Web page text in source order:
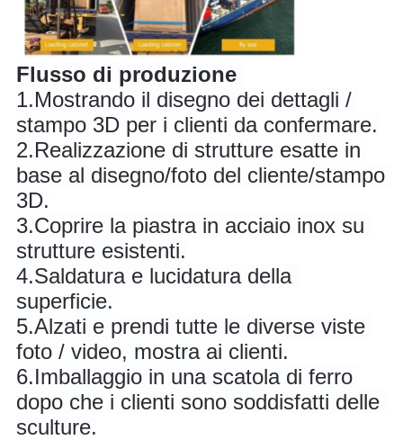
Flusso di produzione
1.Mostrando il disegno dei dettagli /
stampo 3D per i clienti da confermare.
2.Realizzazione di strutture esatte in
base al disegno/foto del cliente/stampo
3D.
3.Coprire la piastra in acciaio inox su
strutture esistenti.
4.Saldatura e lucidatura della
superficie.
5.Alzati e prendi tutte le diverse viste
foto / video, mostra ai clienti.
6.Imballaggio in una scatola di ferro
dopo che i clienti sono soddisfatti delle
sculture.